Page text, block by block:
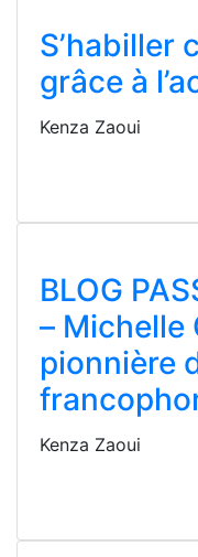
S’habiller
grâce à
Kenza Zaoui
BLOG
– Michelle
pionnière
Kenza Zaoui